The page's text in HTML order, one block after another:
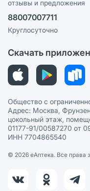
Ваши товары на
Политика
Пользовательское
Политика
Этика и соответствие
Политика в
отзывы и предложения
88007007711
Круглосуточно
Скачать
Общество с
Адрес: Москва,
цокольный этаж,
01177-91/00587270 от
ИНН 7704865540
© 2026 eАптека. Все права